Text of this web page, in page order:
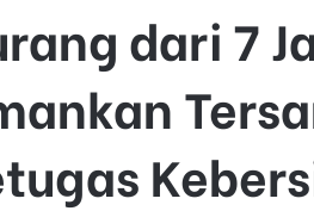
dari 7